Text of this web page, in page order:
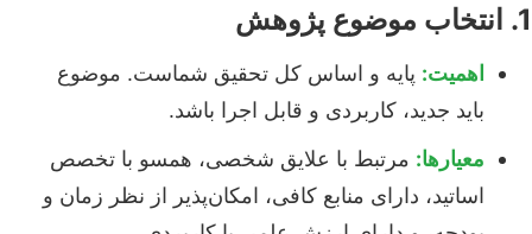
1. انتخاب موضوع پژوهش
اهمیت: پایه و اساس کل تحقیق شماست. موضوع
باید جدید، کاربردی و قابل اجرا باشد.
معیارها: مرتبط با علایق شخصی، همسو با تخصص
اساتید، دارای منابع کافی، امکان‌پذیر از نظر زمان و